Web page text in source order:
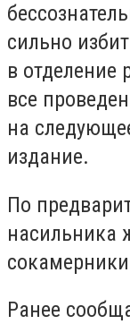
сильно
в
все
на
издание.
По
насильника
Ранее